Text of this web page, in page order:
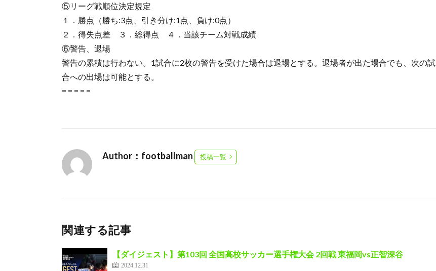
⑤リーグ戦順位決定規定
１．勝点（勝ち:3点、引き分け:1点、負け:0点）
２．得失点差 ３．総得点 ４．当該チーム対戦成績
⑥警告、退場
警告の累積は行わない。1試合に2枚の警告を受けた場合は退場とする。退場者が出た場合でも、次の試
合への出場は可能とする。
= = = = =
Author：footballman 投稿一覧
関連する記事
【ダイジェスト】第103回 全国高校サッカー選手権大会 2回戦 東福岡vs正智深谷
2024.12.31